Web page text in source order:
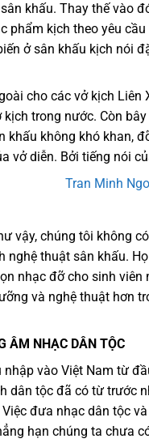
khấu. Thay thế vào
phẩm kịch theo yêu
ở sân khấu kịch nói
cho các vở kịch
trong nước. Còn
khấu không khó khan,
vở diễn. Bởi tiếng nói
vậy, chúng tôi không
nghệ thuật sân khấu.
nhạc đỡ cho sinh
và nghệ thuật hơn
ÂM NHẠC DÂN TỘC
vào Việt Nam từ
dân tộc đã có từ trước
đưa nhạc dân tộc
hạn chúng ta chưa